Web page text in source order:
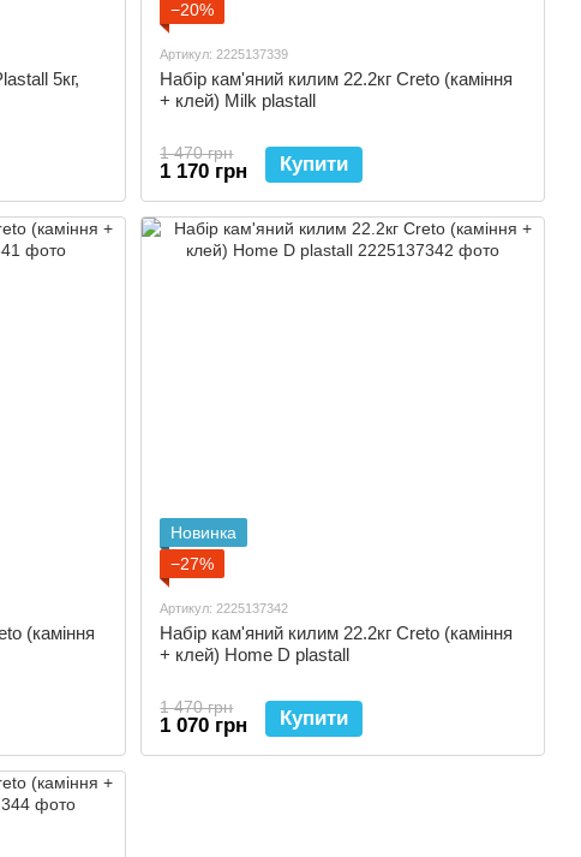
5кг,
−20%
Артикул: 2225137339
Набір кам'яний килим 22.2кг Creto (каміння
+ клей) Milk plastall
1 470 грн
1 170 грн Купити
(каміння
Новинка
−27%
Артикул: 2225137342
Набір кам'яний килим 22.2кг Creto (каміння
+ клей) Home D plastall
1 470 грн
1 070 грн Купити